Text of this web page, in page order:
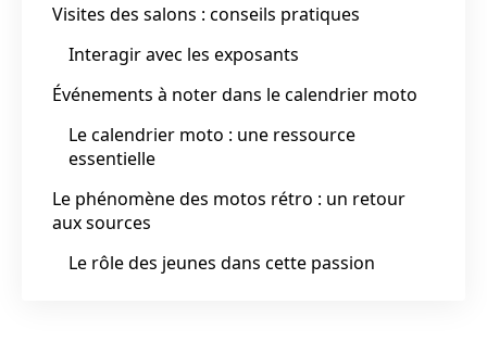
Visites des salons : conseils pratiques
Interagir avec les exposants
Événements à noter dans le calendrier moto
Le calendrier moto : une ressource
essentielle
Le phénomène des motos rétro : un retour
aux sources
Le rôle des jeunes dans cette passion